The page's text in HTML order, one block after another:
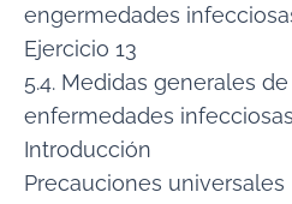
engermedades
Ejercicio 13
5.4. Medidas generales
enfermedades infecciosas
Introducción
Precauciones universales